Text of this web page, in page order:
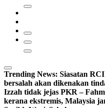
Trending News: Siasatan
bersalah akan dikenakan
Izzah tidak jejas PKR –
kerana ekstremis, Malaysia